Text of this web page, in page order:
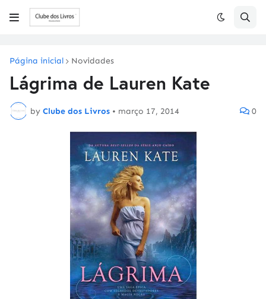
Página inicial Novidades
Lágrima de Lauren Kate
by Clube dos Livros • março 17, 2014 0